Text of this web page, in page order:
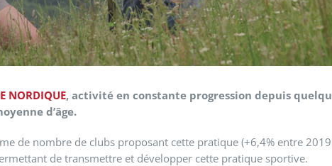
NORDIQUE, activité en constante progression depuis
d’âge.
de nombre de clubs proposant cette pratique (+6,4% entre
de transmettre et développer cette pratique sportive.